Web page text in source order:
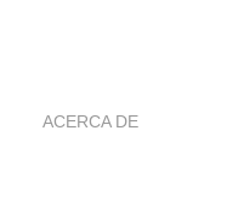
ACERCA DE